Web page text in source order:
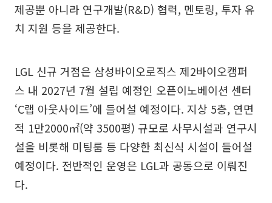
제공뿐 아니라 연구개발(R&D) 협력, 멘토링, 투자 유
치 지원 등을 제공한다.
LGL 신규 거점은 삼성바이오로직스 제2바이오캠퍼
스 내 2027년 7월 설립 예정인 오픈이노베이션 센터
‘C랩 아웃사이드’에 들어설 예정이다. 지상 5층, 연면
적 1만2000㎡(약 3500평) 규모로 사무시설과 연구시
설을 비롯해 미팅룸 등 다양한 최신식 시설이 들어설
예정이다. 전반적인 운영은 LGL과 공동으로 이뤄진
다.